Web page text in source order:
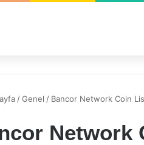
/Genel / Bancor Network Coin
Network